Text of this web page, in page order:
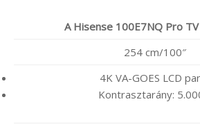
A Hisense 100E7NQ Pro
254 cm/100″
4K VA-GOES LCD
Kontrasztarány: